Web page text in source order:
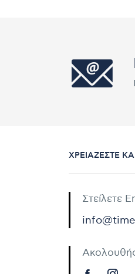
ΧΡΕΙΆΖΕΣΤΕ
Στείλετε